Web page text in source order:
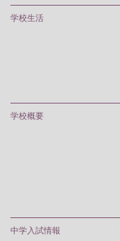
学校生活
学校概要
中学入試情報